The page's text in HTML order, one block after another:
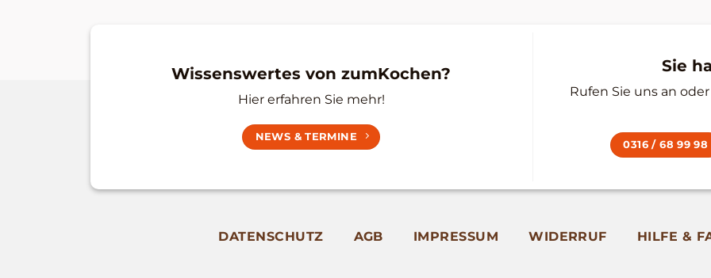
Wissenswertes von zumKochen?
Hier erfahren Sie mehr!
NEWS & TERMINE
Sie
Rufen Sie uns an
0316 / 68 99 98
DATENSCHUTZ AGB IMPRESSUM WIDERRUF HILFE &